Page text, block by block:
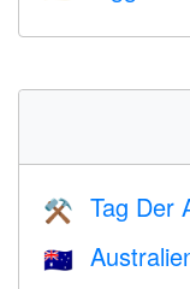
⚒️ Tag Der
🇦🇺